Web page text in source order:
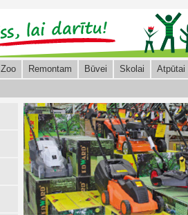
Zoo Remontam Būvei Skolai Atpūtai